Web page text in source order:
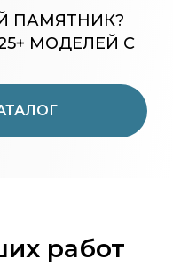
ПАМЯТНИК?
МОДЕЛЕЙ С
работ